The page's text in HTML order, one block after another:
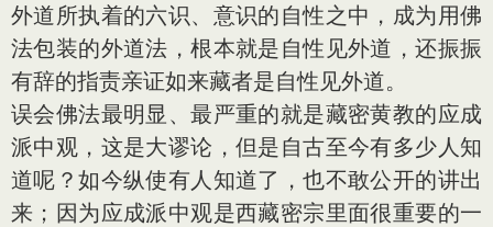
外道所执着的六识、意识的自性之中，成为用佛
法包装的外道法，根本就是自性见外道，还振振
有辞的指责亲证如来藏者是自性见外道。
误会佛法最明显、最严重的就是藏密黄教的应成
派中观，这是大谬论，但是自古至今有多少人知
道呢？如今纵使有人知道了，也不敢公开的讲出
来；因为应成派中观是西藏密宗里面很重要的一